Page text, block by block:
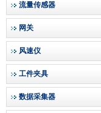
流量传感器
网关
风速仪
工件夹具
数据采集器